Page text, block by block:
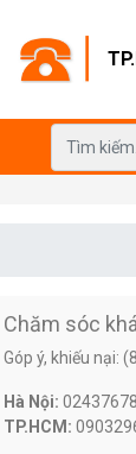
Chăm sóc
Góp ý, khiếu nại:
Hà Nội:
TP.HCM: